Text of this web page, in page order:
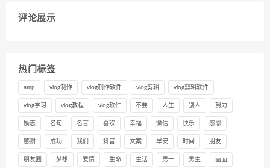
评论展示
热门标签
amp vlog制作 vlog制作软件 vlog剪辑 vlog剪辑软件
vlog学习 vlog教程 vlog软件 不要 人生 别人 努力
励志 名句 名言 喜欢 幸福 微信 快乐 感恩
感谢 成功 我们 抖音 文案 早安 时间 朋友
朋友圈 梦想 爱情 生命 生活 男一 男生 画面